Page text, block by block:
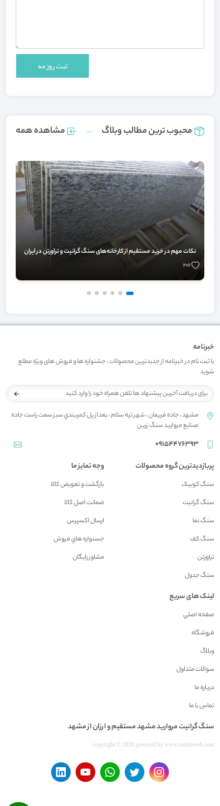
محبوب ترین مطالب وبلاگ مشاهده همه
نکات مهم در خرید مستقیم از کارخانه‌های سنگ گرانیت و تراورتن در ایران
206
خبرنامه
با ثبت نام در خبرنامه از جدیدترین محصولات ، جشنواره ها و فروش های ویژه مطلع
شوید
مشهد ، جاده فريمان ، شهر تپه سلام ، بعداز پل کمربندي سبز سمت راست جاده
صنايع مرواريد سنگ زرين
09154476393
پربازدیدترین گروه محصولات
سنگ کوبیک
سنگ گرانیت
سنگ نما
سنگ کف
تراورتن
سنگ جدول
وجه تمایز ما
بازگشت و تعويض کالا
ضمانت اصل کالا
ارسال اکسپرس
جسنواره هاي فروش
مشاور رايگان
لینک های سریع
صفحه اصلي
فروشگاه
وبلاگ
سوالات متداول
درباره ما
تماس با ما
سنگ گرانيت مرواريد مشهد مستقیم و ارزان از مشهد
copyright © 2026 powered by www.rashinweb.com